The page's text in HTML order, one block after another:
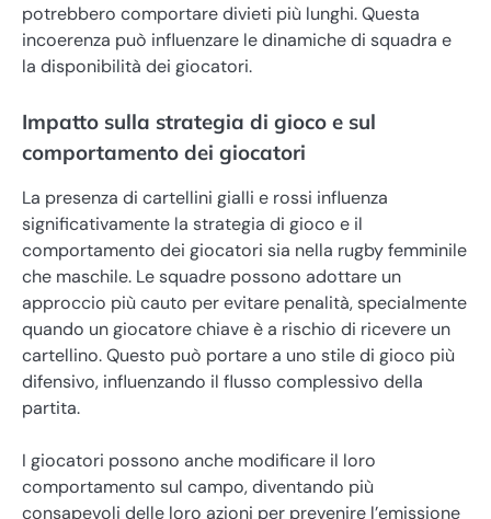
potrebbero comportare divieti più lunghi. Questa
incoerenza può influenzare le dinamiche di squadra e
la disponibilità dei giocatori.
Impatto sulla strategia di gioco e sul
comportamento dei giocatori
La presenza di cartellini gialli e rossi influenza
significativamente la strategia di gioco e il
comportamento dei giocatori sia nella rugby femminile
che maschile. Le squadre possono adottare un
approccio più cauto per evitare penalità, specialmente
quando un giocatore chiave è a rischio di ricevere un
cartellino. Questo può portare a uno stile di gioco più
difensivo, influenzando il flusso complessivo della
partita.
I giocatori possono anche modificare il loro
comportamento sul campo, diventando più
consapevoli delle loro azioni per prevenire l’emissione